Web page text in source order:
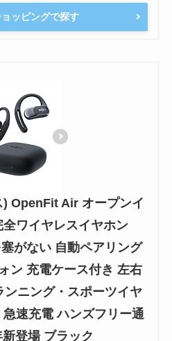
ッピングで探す
OpenFit Air オープンイ
ワイヤレスイヤホン
がない 自動ペアリング
ン 充電ケース付き 左右
ニング・スポーツイヤ
速充電 ハンズフリー通
登場 ブラック